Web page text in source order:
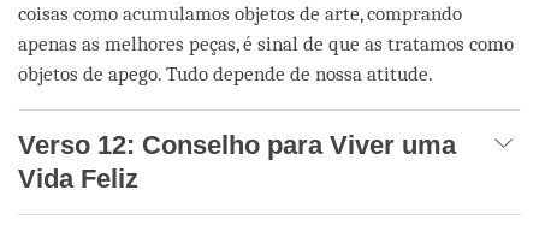
coisas como acumulamos objetos de arte, comprando
apenas as melhores peças, é sinal de que as tratamos como
objetos de apego. Tudo depende de nossa atitude.
Verso 12: Conselho para Viver uma
Vida Feliz